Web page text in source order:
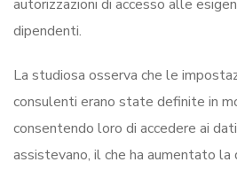
autorizzazioni di accesso alle
dipendenti.
La studiosa osserva che le
consulenti erano state definite in
consentendo loro di accedere ai
assistevano, il che ha aumentato